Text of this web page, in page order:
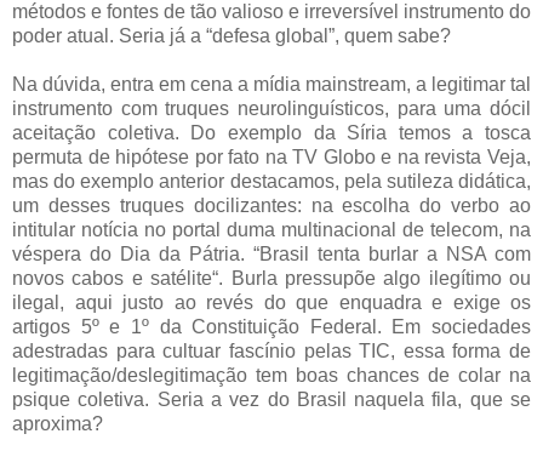
métodos e fontes de tão valioso e irreversível instrumento do
poder atual. Seria já a “defesa global”, quem sabe?
Na dúvida, entra em cena a mídia mainstream, a legitimar tal
instrumento com truques neurolinguísticos, para uma dócil
aceitação coletiva. Do exemplo da Síria temos a tosca
permuta de hipótese por fato na TV Globo e na revista Veja,
mas do exemplo anterior destacamos, pela sutileza didática,
um desses truques docilizantes: na escolha do verbo ao
intitular notícia no portal duma multinacional de telecom, na
véspera do Dia da Pátria. “Brasil tenta burlar a NSA com
novos cabos e satélite“. Burla pressupõe algo ilegítimo ou
ilegal, aqui justo ao revés do que enquadra e exige os
artigos 5º e 1º da Constituição Federal. Em sociedades
adestradas para cultuar fascínio pelas TIC, essa forma de
legitimação/deslegitimação tem boas chances de colar na
psique coletiva. Seria a vez do Brasil naquela fila, que se
aproxima?